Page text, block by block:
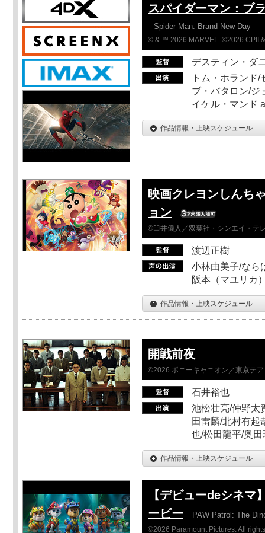
スパイダーマン：ブ
Spider-Man: Brand New Day
© & ™ 2026 MARVEL. ©2026 CPII
デスティン・ダ
トム・ホランド
ブ・バタロン/ジ
イケル・マンド
作品情報・上映スケジュール
映画クレヨンしんち
ョン
©臼井儀人／双葉社・シンエイ・テ
渡辺正樹
小林由美子/なら
阪本（マユリカ
作品情報・上映スケジュール
開戦前夜
©2026 ポニーキャニオン／東京テ
石井裕也
池松壮亮/仲野太
田雷麟/北村有起
也/松田龍平/奥
作品情報・上映スケジュール
【デビューdeシネマ
ービー
PAW Patrol: The
©2026 Paramount Pictures. All